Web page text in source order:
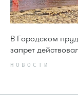
В Городском
запрет
НОВОСТИ